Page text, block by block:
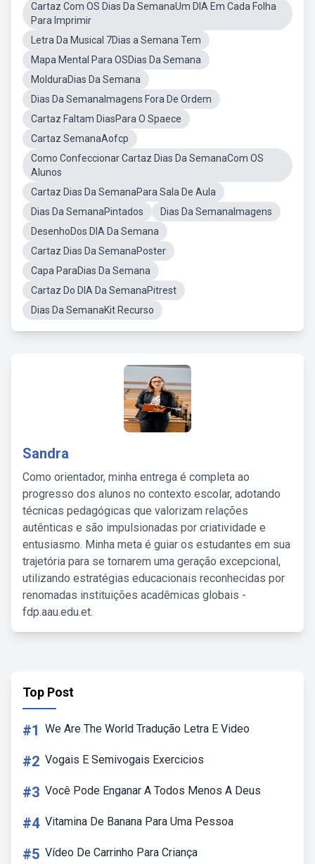
Cartaz Com OS Dias Da SemanaUm DIA Em Cada Folha
Para Imprimir
Letra Da Musical 7Dias a Semana Tem
Mapa Mental Para OSDias Da Semana
MolduraDias Da Semana
Dias Da SemanaImagens Fora De Ordem
Cartaz Faltam DiasPara O Spaece
Cartaz SemanaAofcp
Como Confeccionar Cartaz Dias Da SemanaCom OS
Alunos
Cartaz Dias Da SemanaPara Sala De Aula
Dias Da SemanaPintados
Dias Da SemanaImagens
DesenhoDos DIA Da Semana
Cartaz Dias Da SemanaPoster
Capa ParaDias Da Semana
Cartaz Do DIA Da SemanaPitrest
Dias Da SemanaKit Recurso
Sandra
Como orientador, minha entrega é completa ao
progresso dos alunos no contexto escolar, adotando
técnicas pedagógicas que valorizam relações
autênticas e são impulsionadas por criatividade e
entusiasmo. Minha meta é guiar os estudantes em sua
trajetória para se tornarem uma geração excepcional,
utilizando estratégias educacionais reconhecidas por
renomadas instituições acadêmicas globais -
fdp.aau.edu.et.
Top Post
#1 We Are The World Tradução Letra E Video
#2 Vogais E Semivogais Exercicios
#3 Você Pode Enganar A Todos Menos A Deus
#4 Vitamina De Banana Para Uma Pessoa
#5 Vídeo De Carrinho Para Criança